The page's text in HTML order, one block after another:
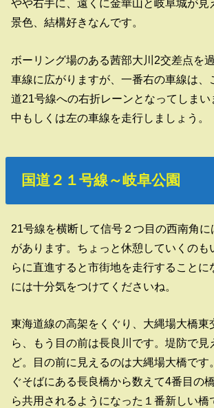
やや右手に、遠くに金華山と岐阜城が見
景色、結構好きなんです。
ボーリング場のある茜部大川2交差点を
車線に広がりますが、一番右の車線は、
道21号線への右折レーンとなってしまい
中もしくは左の車線を走行しましょう。
国道２１号線～岐阜公園
21号線を横断して信号２つ目の西南角に
があります。ちょっと休憩していくのも
らに直進すると市街地を走行することに
には十分気をつけてくださいね。
東海道線の高架をくぐり、大縄場大橋東
ら、もう目の前は長良川です。堤防で見
ど。目の前に見えるのは大縄場大橋です
ぐそばにある長良橋から数えて4番目の
ら共用されるようになった１番新しい橋